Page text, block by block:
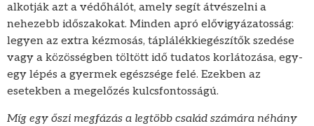
alkotják azt a védőhálót, amely segít átvészelni a
nehezebb időszakokat. Minden apró elővigyázatosság:
legyen az extra kézmosás, táplálékkiegészítők szedése
vagy a közösségben töltött idő tudatos korlátozása, egy-
egy lépés a gyermek egészsége felé. Ezekben az
esetekben a megelőzés kulcsfontosságú.
Míg egy őszi megfázás a legtöbb család számára néhány